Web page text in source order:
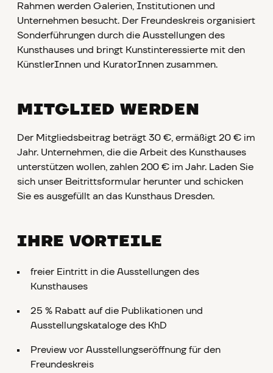
Rahmen werden Galerien, Institutionen und
Unternehmen besucht. Der Freundeskreis organisiert
Sonderführungen durch die Ausstellungen des
Kunsthauses und bringt Kunstinteressierte mit den
KünstlerInnen und KuratorInnen zusammen.
MITGLIED WERDEN
Der Mitgliedsbeitrag beträgt 30 €, ermäßigt 20 € im
Jahr. Unternehmen, die die Arbeit des Kunsthauses
unterstützen wollen, zahlen 200 € im Jahr. Laden Sie
sich unser Beitrittsformular herunter und schicken
Sie es ausgefüllt an das Kunsthaus Dresden.
IHRE VORTEILE
freier Eintritt in die Ausstellungen des
Kunsthauses
25 % Rabatt auf die Publikationen und
Ausstellungskataloge des KhD
Preview vor Ausstellungseröffnung für den
Freundeskreis